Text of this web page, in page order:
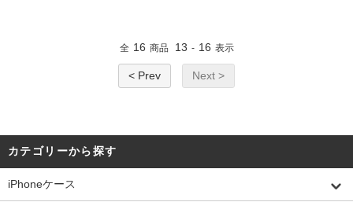
全 16 商品 13 - 16 表示
< Prev Next >
カテゴリーから探す
iPhoneケース